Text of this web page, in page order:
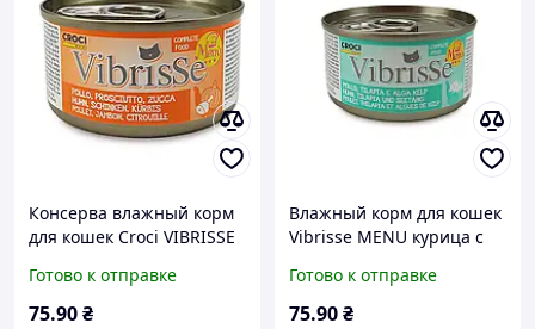
Консерва влажный корм
для кошек Croci VIBRISSE
в тыквенном соусе 70г
Готово к отправке
75.90₴
Влажный корм для кошек
Vibrisse MENU курица с
водорослей, 70 г
Готово к отправке
75.90₴